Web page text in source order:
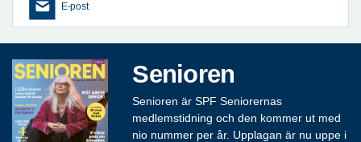
E-post
Senioren
Senioren är SPF Seniorernas
medlemstidning och den kommer ut med
nio nummer per år. Upplagan är nu uppe i